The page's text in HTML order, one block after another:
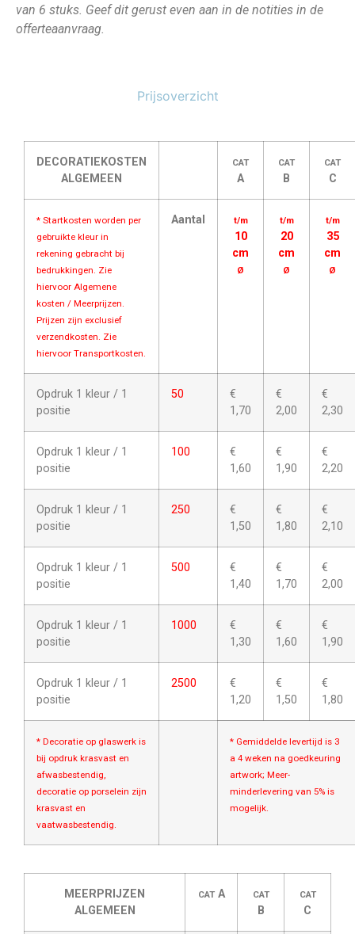
van 6 stuks. Geef dit gerust even aan in de notities in de
offerteaanvraag.
Prijsoverzicht
DECORATIEKOSTEN
ALGEMEEN
CAT
A
CAT
B
CAT
C
* Startkosten worden per
gebruikte kleur in
rekening gebracht bij
bedrukkingen. Zie
hiervoor Algemene
kosten / Meerprijzen.
Prijzen zijn exclusief
verzendkosten. Zie
hiervoor Transportkosten.
Aantal t/m
10
cm
Ø
t/m
20
cm
Ø
t/m
35
cm
Ø
Opdruk 1 kleur / 1
positie
50
€
1,70
€
2,00
€
2,30
Opdruk 1 kleur / 1
positie
100
€
1,60
€
1,90
€
2,20
Opdruk 1 kleur / 1
positie
250
€
1,50
€
1,80
€
2,10
Opdruk 1 kleur / 1
positie
500
€
1,40
€
1,70
€
2,00
Opdruk 1 kleur / 1
positie
1000
€
1,30
€
1,60
€
1,90
Opdruk 1 kleur / 1
positie
2500
€
1,20
€
1,50
€
1,80
* Decoratie op glaswerk is
bij opdruk krasvast en
afwasbestendig,
decoratie op porselein zijn
krasvast en
vaatwasbestendig.
* Gemiddelde levertijd is 3
a 4 weken na goedkeuring
artwork; Meer-
minderlevering van 5% is
mogelijk.
MEERPRIJZEN
ALGEMEEN
CATA CAT
B
CAT
C